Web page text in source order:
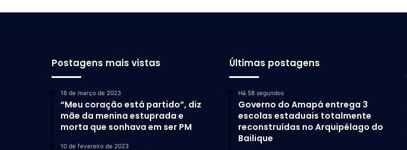
Postagens mais vistas
16 de março de 2023
“Meu coração está partido”, diz
mãe da menina estuprada e
morta que sonhava em ser PM
10 de fevereiro de 2023
Últimas postagens
Há 58 segundos
Governo do Amapá entrega 3
escolas estaduais totalmente
reconstruídas no Arquipélago do
Bailique